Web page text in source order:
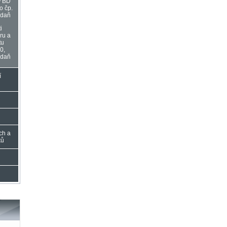
čp.
a
a